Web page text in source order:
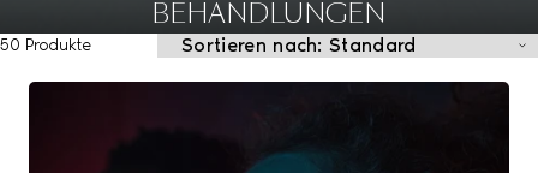
BEHANDLUNGEN
50 Produkte